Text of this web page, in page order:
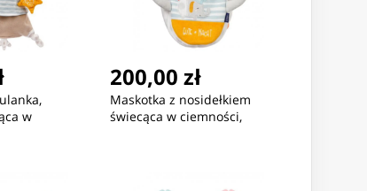
w
200,00 zł
Maskotka z nosidełkiem
świecąca w ciemności,